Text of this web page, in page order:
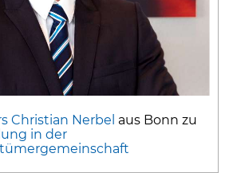
Christian Nerbel aus Bonn zu
in der